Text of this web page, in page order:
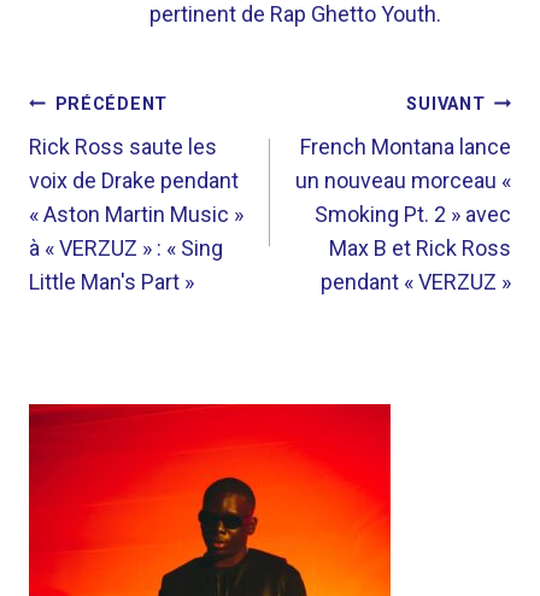
pertinent de Rap Ghetto Youth.
NAVIGATION
DE
L’ARTICLE
PRÉCÉDENT
Rick Ross saute les
voix de Drake pendant
« Aston Martin Music »
à « VERZUZ » : « Sing
Little Man's Part »
SUIVANT
French Montana lance
un nouveau morceau «
Smoking Pt. 2 » avec
Max B et Rick Ross
pendant « VERZUZ »